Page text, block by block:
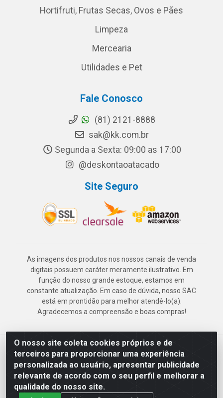
O nosso site coleta cookies próprios e de
terceiros para proporcionar uma experiência
personalizada ao usuário, apresentar publicidade
relevante de acordo com o seu perfil e melhorar a
qualidade do nosso site.
Hortifruti, Frutas Secas, Ovos e Pães
Limpeza
Mercearia
Utilidades e Pet
Fale Conosco
(81) 2121-8888
sak@kk.com.br
Segunda a Sexta: 09:00 as 17:00
@deskontaoatacado
Site Seguro
As imagens dos produtos nos nossos canais de venda
digitais possuem caráter meramente ilustrativo. Em
função do nosso grande estoque, estamos em
constante atualização. Em caso de dúvida, nosso SAC
está em prontidão para melhor atendê-lo(a).
Agradecemos a compreensão e boas compras!
Deskontão Atacado - Av. Marechal Mascarenhas de Morais, 2471 -
Imbiribeira - Recife/PE - CEP 51.150-001 - CNPJ 24.150.377/0003-
57